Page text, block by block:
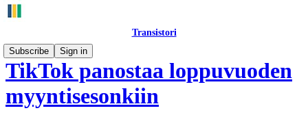
Transistori
Subscribe
Sign in
TikTok panostaa loppuvuoden
myyntisesonkiin